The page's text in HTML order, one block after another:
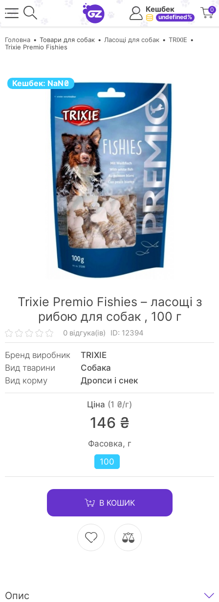
Кешбек
undefined%
0
Головна Товари для собак Ласощі для собак
TRIXIE
Trixie Premio Fishies
Кешбек: NaN₴
Trixie Premio Fishies – ласощі з
рибою для собак , 100 г
0 відгука(ів) ID: 12394
Бренд виробник
TRIXIE
Вид тварини
Собака
Вид корму
Дропси і снек
Ціна (1 ₴/г)
146 ₴
Фасовка, г
100
В КОШИК
Опис